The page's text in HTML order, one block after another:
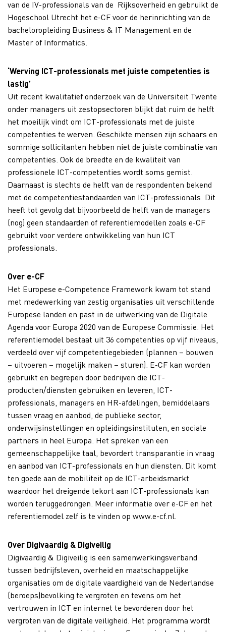
van de IV-professionals van de Rijksoverheid en gebruikt de
Hogeschool Utrecht het e-CF voor de herinrichting van de
bacheloropleiding Business & IT Management en de
Master of Informatics.
‘Werving ICT-professionals met juiste competenties is
lastig’
Uit recent kwalitatief onderzoek van de Universiteit Twente
onder managers uit zestopsectoren blijkt dat ruim de helft
het moeilijk vindt om ICT-professionals met de juiste
competenties te werven. Geschikte mensen zijn schaars en
sommige sollicitanten hebben niet de juiste combinatie van
competenties. Ook de breedte en de kwaliteit van
professionele ICT-competenties wordt soms gemist.
Daarnaast is slechts de helft van de respondenten bekend
met de competentiestandaarden van ICT-professionals. Dit
heeft tot gevolg dat bijvoorbeeld de helft van de managers
(nog) geen standaarden of referentiemodellen zoals e-CF
gebruikt voor verdere ontwikkeling van hun ICT
professionals.
Over e-CF
Het Europese e-Competence Framework kwam tot stand
met medewerking van zestig organisaties uit verschillende
Europese landen en past in de uitwerking van de Digitale
Agenda voor Europa 2020 van de Europese Commissie. Het
referentiemodel bestaat uit 36 competenties op vijf niveaus,
verdeeld over vijf competentiegebieden (plannen – bouwen
– uitvoeren – mogelijk maken – sturen). E-CF kan worden
gebruikt en begrepen door bedrijven die ICT-
producten/diensten gebruiken en leveren, ICT-
professionals, managers en HR-afdelingen, bemiddelaars
tussen vraag en aanbod, de publieke sector,
onderwijsinstellingen en opleidingsinstituten, en sociale
partners in heel Europa. Het spreken van een
gemeenschappelijke taal, bevordert transparantie in vraag
en aanbod van ICT-professionals en hun diensten. Dit komt
ten goede aan de mobiliteit op de ICT-arbeidsmarkt
waardoor het dreigende tekort aan ICT-professionals kan
worden teruggedrongen. Meer informatie over e-CF en het
referentiemodel zelf is te vinden op www.e-cf.nl.
Over Digivaardig & Digiveilig
Digivaardig & Digiveilig is een samenwerkingsverband
tussen bedrijfsleven, overheid en maatschappelijke
organisaties om de digitale vaardigheid van de Nederlandse
(beroeps)bevolking te vergroten en tevens om het
vertrouwen in ICT en internet te bevorderen door het
vergroten van de digitale veiligheid. Het programma wordt